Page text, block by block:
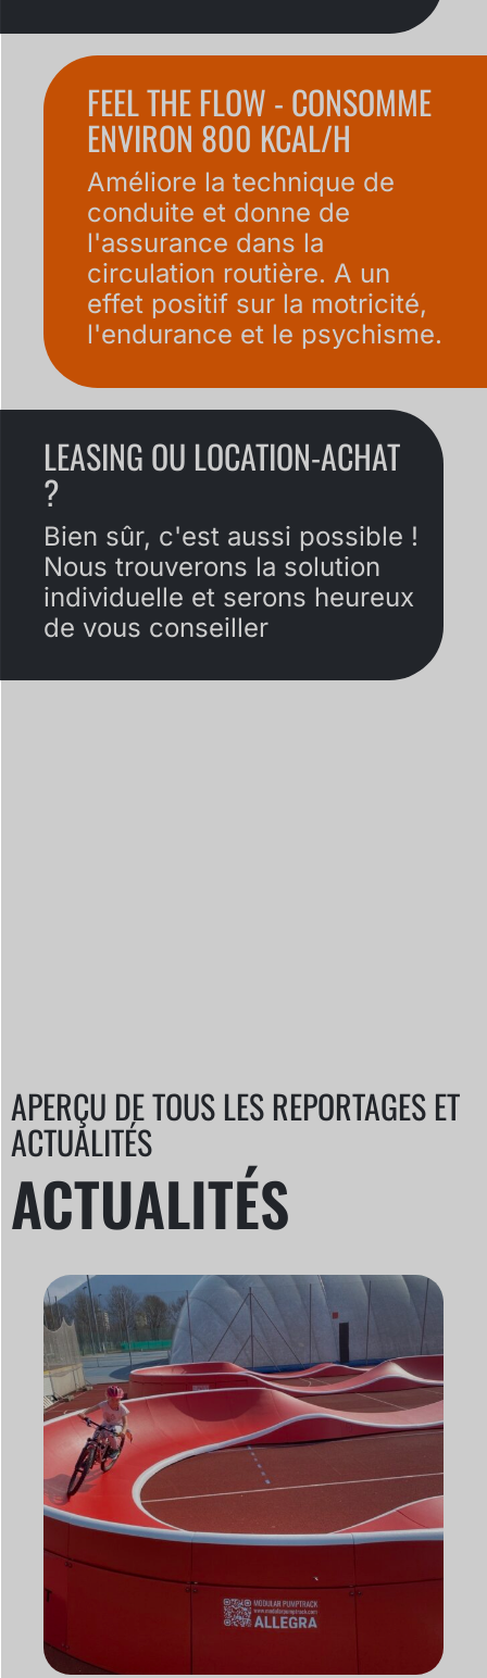
FEEL THE FLOW - CONSOMME
ENVIRON 800 KCAL/H
Améliore la technique de
conduite et donne de
l'assurance dans la
circulation routière. A un
effet positif sur la motricité,
l'endurance et le psychisme.
LEASING OU LOCATION-ACHAT
?
Bien sûr, c'est aussi possible !
Nous trouverons la solution
individuelle et serons heureux
de vous conseiller
APERÇU DE TOUS LES REPORTAGES ET
ACTUALITÉS
ACTUALITÉS